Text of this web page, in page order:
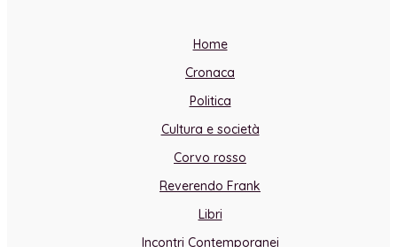
Home
Cronaca
Politica
Cultura e società
Corvo rosso
Reverendo Frank
Libri
Incontri Contemporanei